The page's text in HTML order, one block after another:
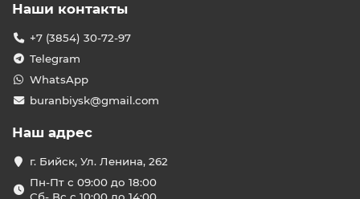
Наши контакты
+7 (3854) 30-72-97
Telegram
WhatsApp
buranbiysk@gmail.com
Наш адрес
г. Бийск, Ул. Ленина, 262
Пн-Пт с 09:00 до 18:00